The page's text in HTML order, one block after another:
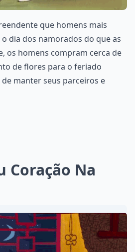
que homens mais
dia dos namorados do que as
os homens compram cerca de
de flores para o feriado
de manter seus parceiros e
Coração Na